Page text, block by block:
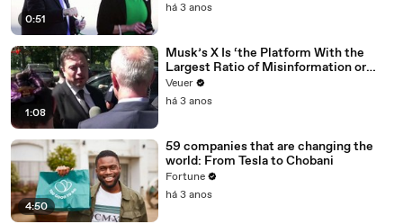
0:51
há 3 anos
1:08
Musk’s X Is ‘the Platform With the
Largest Ratio of Misinformation or
Disinformation’ Amongst All Social
Media Platforms
Veuer
há 3 anos
4:50
59 companies that are changing the
world: From Tesla to Chobani
Fortune
há 3 anos